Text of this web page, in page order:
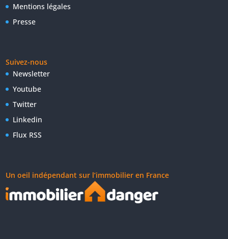
Mentions légales
Presse
Suivez-nous
Newsletter
Youtube
Twitter
Linkedin
Flux RSS
Un oeil indépendant sur l’immobilier en France